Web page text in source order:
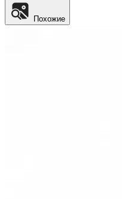
Похожие